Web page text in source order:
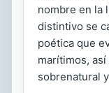
nombre en la
distintivo se
poética que
marítimos,
sobrenatural